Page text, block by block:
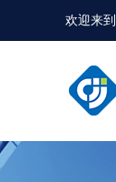
欢迎来到